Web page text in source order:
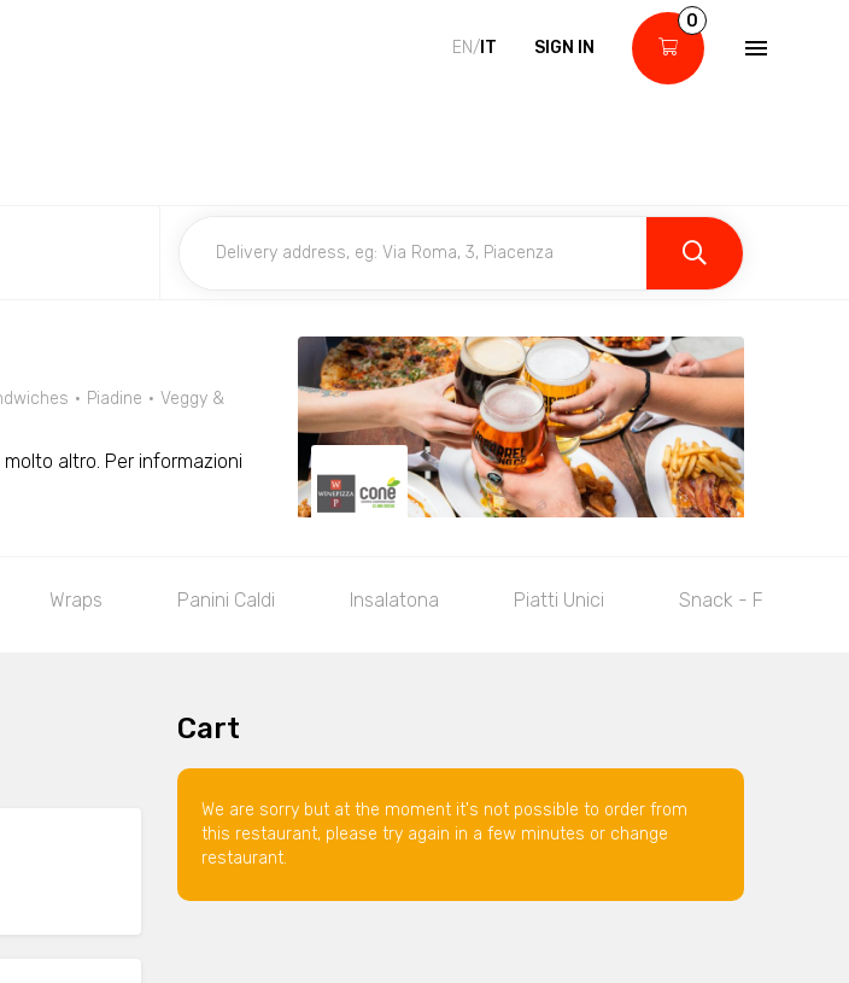
EN/ IT SIGN IN
0
Piadine
Veggy &
altro. Per informazioni
Wraps Panini Caldi Insalatona Piatti Unici Snack - Fritti
Cart
We are sorry but at the moment it's not possible to order from
this restaurant, please try again in a few minutes or change
restaurant.